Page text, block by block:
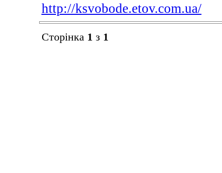
http://ksvobode.etov.com.ua/
Сторінка 1 з 1